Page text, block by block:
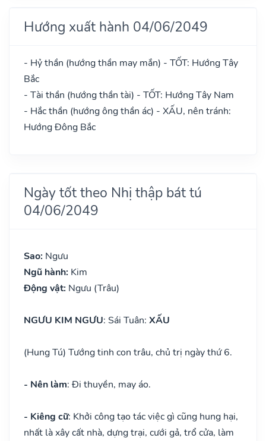
Hướng xuất hành 04/06/2049
- Hỷ thần (hướng thần may mắn) - TỐT: Hướng Tây
Bắc
- Tài thần (hướng thần tài) - TỐT: Hướng Tây Nam
- Hắc thần (hướng ông thần ác) - XẤU, nên tránh:
Hướng Đông Bắc
Ngày tốt theo Nhị thập bát tú
04/06/2049
Sao: Ngưu
Ngũ hành: Kim
Động vật: Ngưu (Trâu)
NGƯU KIM NGƯU: Sái Tuân: XẤU
(Hung Tú) Tướng tinh con trâu, chủ trị ngày thứ 6.
- Nên làm: Đi thuyền, may áo.
- Kiêng cữ: Khởi công tạo tác việc gì cũng hung hại,
nhất là xây cất nhà, dựng trại, cưới gả, trổ cửa, làm